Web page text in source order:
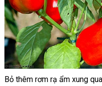
Bỏ thêm rơm rạ ẩm xung